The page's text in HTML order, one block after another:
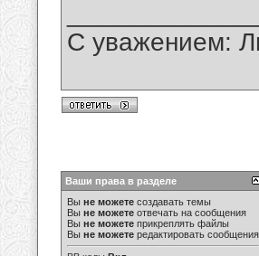
С уважением:
Ваши права в разделе
Вы не можете создавать темы
Вы не можете отвечать на сообщения
Вы не можете прикреплять файлы
Вы не можете редактировать сообщения